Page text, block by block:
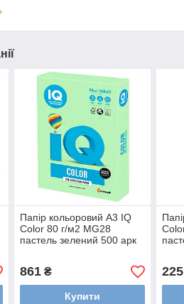
Папір кольоровий А3 IQ
Color 80 г/м2 MG28
пастель зелений 500 арк
861₴
Купити
225